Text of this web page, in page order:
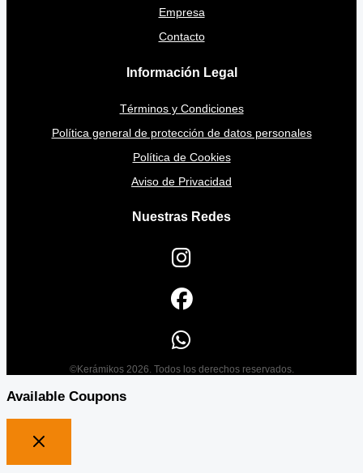
Empresa
Contacto
Información Legal
Términos y Condiciones
Política general de protección de datos personales
Política de Cookies
Aviso de Privacidad
Nuestras Redes
©Kerámikos 2026. Todos los derechos reservados.
Available Coupons